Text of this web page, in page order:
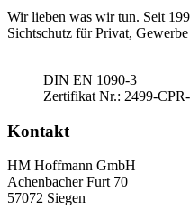
Wir lieben was wir tun. Seit
Sichtschutz für Privat,
DIN EN 1090-3
Zertifikat Nr.: 2499-
Kontakt
HM Hoffmann GmbH
Achenbacher Furt 70
57072 Siegen